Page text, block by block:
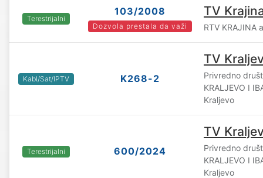
Terestrijalni
103/2008
Dozvola prestala da važi
TV
RTV KRAJINA
Kabl/Sat/IPTV K268-2
TV
Privredno
KRALJEVO I
Kraljevo
Terestrijalni 600/2024
TV
Privredno
KRALJEVO I
Kraljevo